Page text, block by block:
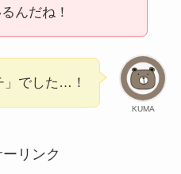
んだね！
KUMA
」でした…！
リンク